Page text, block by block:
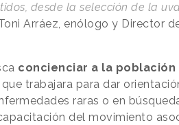
desde la selección de la
Arráez, enólogo y Director
concienciar a la
que trabajara para dar
raras o en
del movimiento